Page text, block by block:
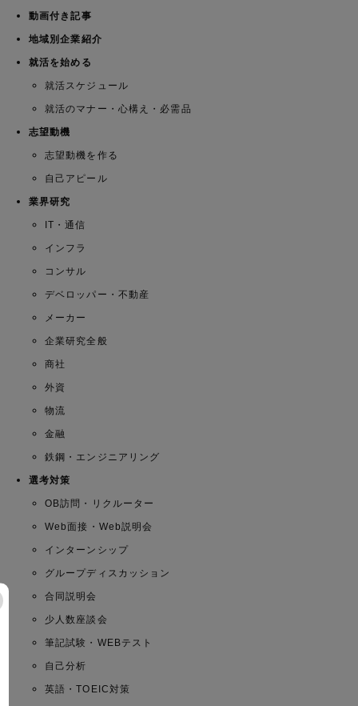
動画付き記事
地域別企業紹介
就活を始める
就活スケジュール
就活のマナー・心構え・必需品
志望動機
志望動機を作る
自己アピール
業界研究
IT・通信
インフラ
コンサル
デベロッパー・不動産
メーカー
企業研究全般
商社
外資
物流
金融
鉄鋼・エンジニアリング
選考対策
OB訪問・リクルーター
Web面接・Web説明会
インターンシップ
グループディスカッション
合同説明会
少人数座談会
筆記試験・WEBテスト
自己分析
英語・TOEIC対策